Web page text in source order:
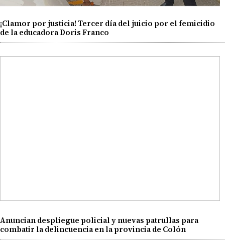
¡Clamor por justicia! Tercer día del juicio por el femicidio
de la educadora Doris Franco
Anuncian despliegue policial y nuevas patrullas para
combatir la delincuencia en la provincia de Colón